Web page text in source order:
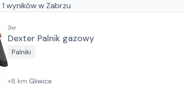
1 wynikóww Zabrzu
3xr
Dexter Palnik gazowy
Palniki
+8 km Gliwice